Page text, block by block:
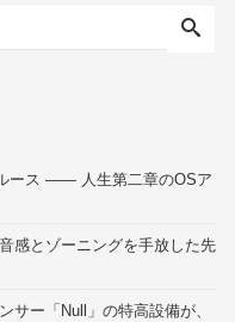
ース —— 人生第二章のOSア
感とゾーニングを手放した先
サー「Null」の特高設備が、